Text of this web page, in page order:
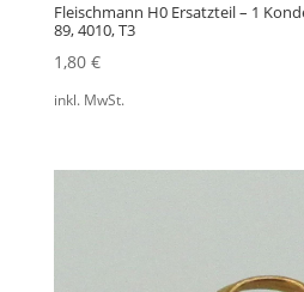
Fleischmann H0 Ersatzteil – 1
89, 4010, T3
1,80 €
inkl. MwSt.